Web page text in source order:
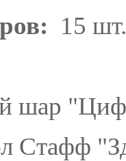
15 шт.
шар
Стафф